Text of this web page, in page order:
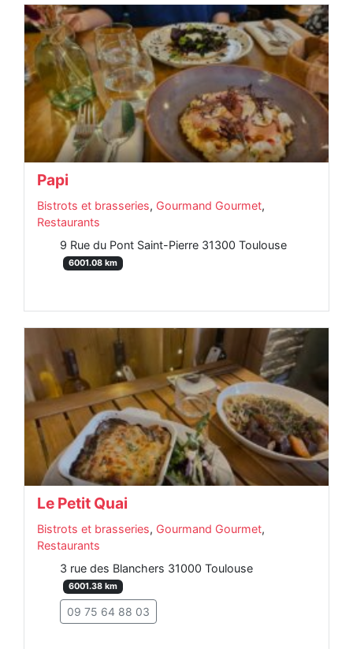
Papi
Bistrots et brasseries, Gourmand Gourmet,
Restaurants
9 Rue du Pont Saint-Pierre 31300 Toulouse
6001.08 km
Le Petit Quai
Bistrots et brasseries, Gourmand Gourmet,
Restaurants
3 rue des Blanchers 31000 Toulouse
6001.38 km
09 75 64 88 03